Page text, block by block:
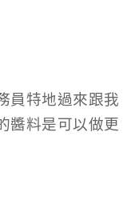
員特地過來跟我
醬料是可以做更